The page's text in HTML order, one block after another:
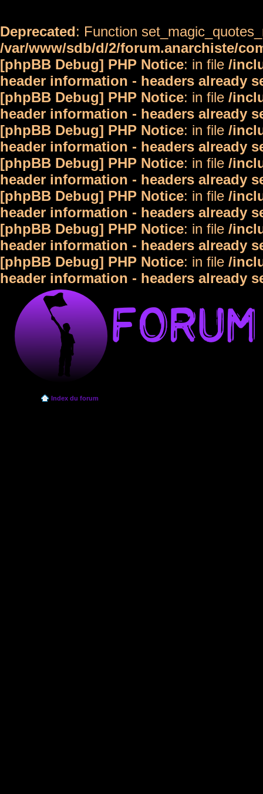
Deprecated: Function
/var/www/sdb/d/2/forum.anarchiste/
[phpBB Debug] PHP Notice: in file /
header information - headers already
[phpBB Debug] PHP Notice: in file /
header information - headers already
[phpBB Debug] PHP Notice: in file /
header information - headers already
[phpBB Debug] PHP Notice: in file /
header information - headers already
[phpBB Debug] PHP Notice: in file /
header information - headers already
[phpBB Debug] PHP Notice: in file /
header information - headers already
[phpBB Debug] PHP Notice: in file /
header information - headers already
Index du forum